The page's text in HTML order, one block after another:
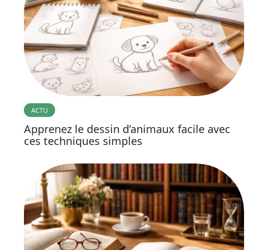
ACTU
Apprenez le dessin d’animaux facile avec
ces techniques simples